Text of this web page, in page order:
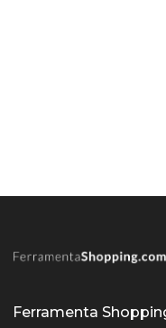
Ferramenta